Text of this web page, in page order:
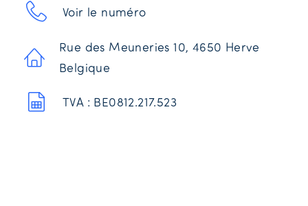
Voir le numéro
Rue des Meuneries 10, 4650 Herve
Belgique
TVA : BE0812.217.523